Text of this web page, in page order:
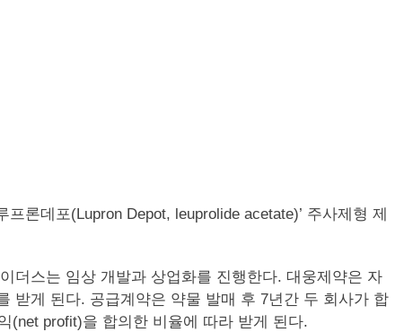
론데포(Lupron Depot, leuprolide acetate)’ 주사제형 제
더스는 임상 개발과 상업화를 진행한다. 대웅제약은 자
받게 된다. 공급계약은 약물 발매 후 7년간 두 회사가 합
(net profit)을 합의한 비율에 따라 받게 된다.